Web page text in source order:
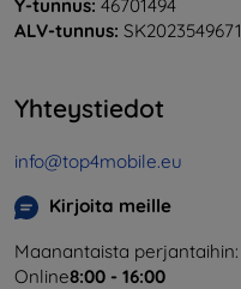
Y-tunnus: 46701494
ALV-tunnus: SK2023549671
Yhteystiedot
info@top4mobile.eu
Kirjoita meille
Maanantaista perjantaihin:
Online8:00 - 16:00